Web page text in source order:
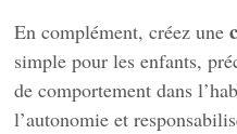
En complément, créez une
simple pour les enfants,
de comportement dans
l’autonomie et